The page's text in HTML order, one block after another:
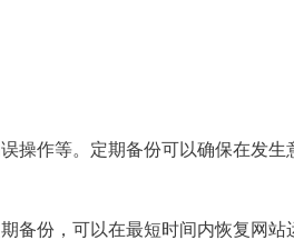
作等。定期备份可以确保在发生
备份，可以在最短时间内恢复网